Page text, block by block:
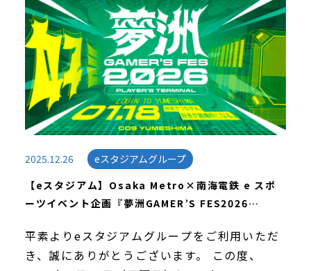
[…]
2025.12.26
eスタジアムグループ
【eスタジアム】Osaka Metro×南海電鉄 e スポ
ーツイベント企画『夢洲GAMER’S FES2026
平素よりeスタジアムグループをご利用いただ
き、誠にありがとうございます。 この度、